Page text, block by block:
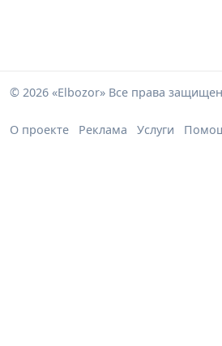
© 2026 «Elbozor» Все права
О проекте Реклама Услуги